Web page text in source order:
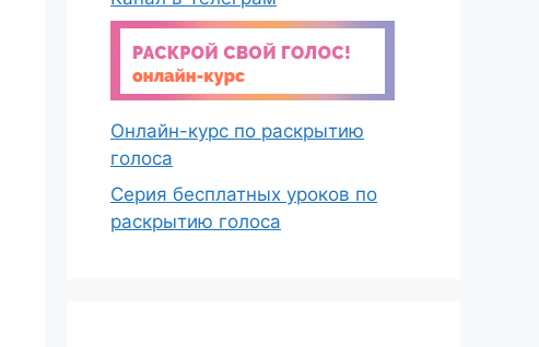
Онлайн-курс по раскрытию
голоса
Серия бесплатных уроков по
раскрытию голоса